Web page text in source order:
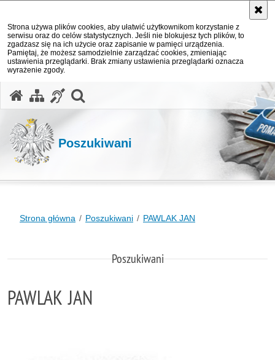
Strona używa plików cookies, aby ułatwić użytkownikom korzystanie z
serwisu oraz do celów statystycznych. Jeśli nie blokujesz tych plików, to
zgadzasz się na ich użycie oraz zapisanie w pamięci urządzenia.
Pamiętaj, że możesz samodzielnie zarządzać cookies, zmieniając
ustawienia przeglądarki. Brak zmiany ustawienia przeglądarki oznacza
wyrażenie zgody.
Poszukiwani
Strona główna Poszukiwani PAWLAK JAN
Poszukiwani
PAWLAK JAN